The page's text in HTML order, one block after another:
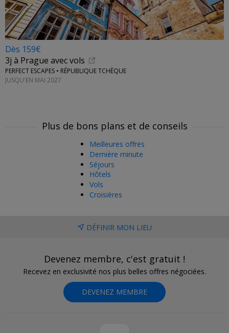
Dès 159€
3j à Prague avec vols
PERFECT ESCAPES • RÉPUBLIQUE TCHÈQUE
JUSQU'EN MAI 2027
Plus de bons plans et de conseils
Meilleures offres
Dernière minute
Séjours
Hôtels
Vols
Croisières
DÉFINIR MON LIEU
Devenez membre, c'est gratuit !
Recevez en exclusivité nos plus belles offres négociées.
DEVENEZ MEMBRE